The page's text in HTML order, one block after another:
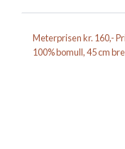
Meterprisen kr. 160,-
100% bomull, 45 cm